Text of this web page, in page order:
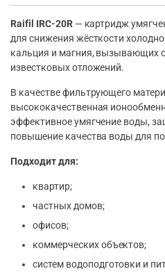
Raifil IRC-20R— картридж
для снижения жёсткости
кальция и магния, вызывающих
известковых отложений.
В качестве фильтрующего
высококачественная
эффективное умягчение воды,
повышение качества воды для
Подходит для:
квартир;
частных домов;
офисов;
коммерческих объектов;
систем водоподготовки и